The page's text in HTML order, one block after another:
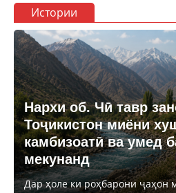
Истории
Нархи об. Чӣ тавр
Тоҷикистон миёни
камбизоатӣ ва умед
мекунанд
Дар ҳоле ки роҳбарони ҷаҳон